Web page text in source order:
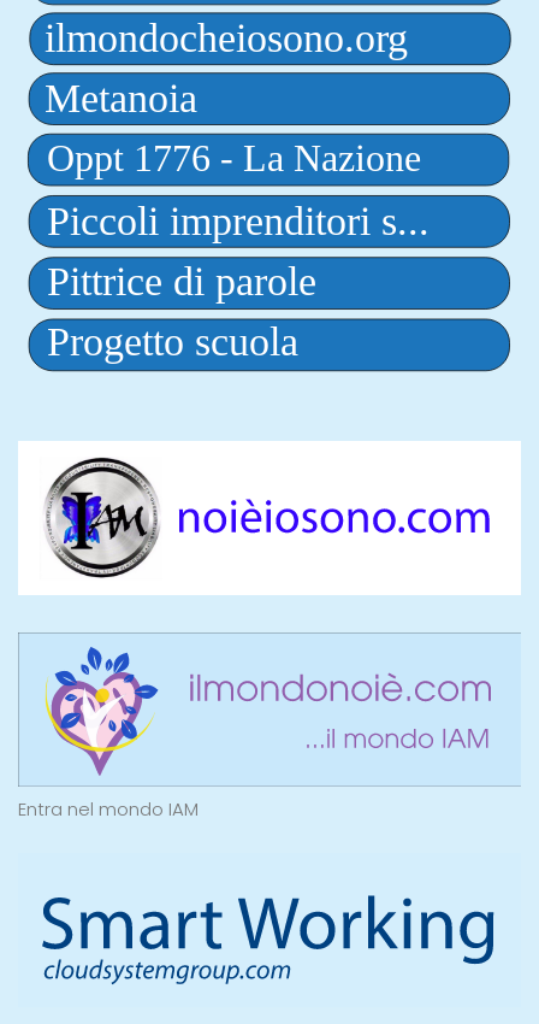
Entra nel mondo IAM